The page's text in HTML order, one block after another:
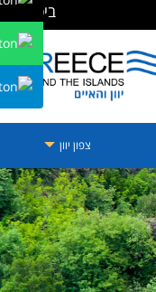
ביטוח
צפון יוון